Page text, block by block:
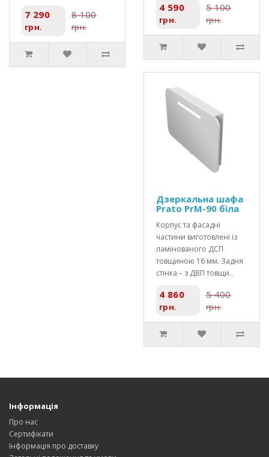
7 290
грн.
8 100
грн.
4 590
грн.
5 100
грн.
Дзеркальна шафа
Prato PrM-90 біла
Корпус та фасадні
частини виготовлені із
ламінованого ДСП
товщиною 16 мм. Задня
стінка – з ДВП товщи..
4 860
грн.
5 400
грн.
Інформація
Про нас
Сертифікати
Інформація про доставку